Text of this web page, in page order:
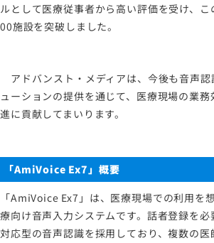
ルとして医療従事者から高い評価を受け、
00施設を突破しました。
アドバンスト・メディアは、今後も音声認
ューションの提供を通じて、医療現場の業
進に貢献してまいります。
「AmiVoice Ex7」概要
「AmiVoice Ex7」は、医療現場での利用を
療向け音声入力システムです。話者登録を
対応型の音声認識を採用しており、複数の